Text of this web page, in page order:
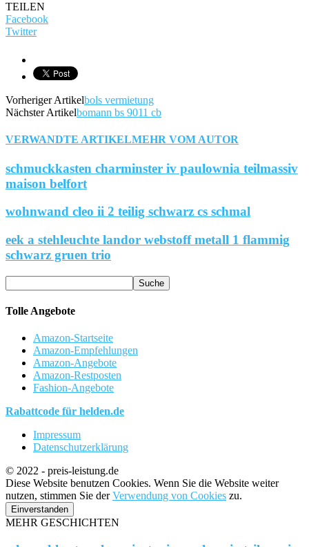
TEILEN
Facebook
Twitter
Vorheriger Artikelbols vermietung
Nächster Artikelbomann bs 9011 cb
VERWANDTE ARTIKELMEHR VOM AUTOR
schmuckkasten charminster iv paulownia teilmassiv
maison belfort
wohnwand cleo ii 2 teilig schwarz cs schmal
eek a stehleuchte landor webstoff metall 1 flammig
schwarz gruen trio
Tolle Angebote
Amazon-Startseite
Amazon-Empfehlungen
Amazon-Angebote
Amazon-Restposten
Fashion-Angebote
Rabattcode für helden.de
Impressum
Datenschutzerklärung
© 2022 - preis-leistung.de
Diese Website benutzen Cookies. Wenn Sie die Website weiter
nutzen, stimmen Sie derVerwendung von Cookies zu.
Einverstanden
MEHR GESCHICHTEN